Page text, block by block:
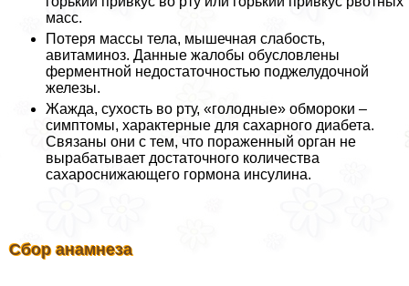
масс.
Потеря массы тела, мышечная слабость,
авитаминоз. Данные жалобы обусловлены
ферментной недостаточностью поджелудочной
железы.
Жажда, сухость во рту, «голодные» обмороки –
симптомы, характерные для сахарного диабета.
Связаны они с тем, что пораженный орган не
вырабатывает достаточного количества
сахароснижающего гормона инсулина.
Сбор анамнеза